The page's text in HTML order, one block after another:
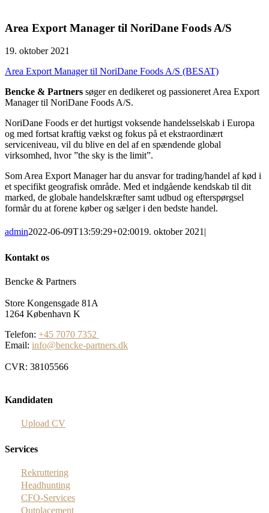
Area Export Manager til NoriDane Foods A/S
19. oktober 2021
Area Export Manager til NoriDane Foods A/S (BESAT)
Bencke & Partners søger en dedikeret og passioneret Area Export
Manager til NoriDane Foods A/S.
NoriDane Foods er det hurtigst voksende handelsselskab i Europa
og med fortsat kraftig vækst og fokus på et ekstraordinært
serviceniveau, vil du blive en del af en spændende global
virksomhed, hvor ”the sky is the limit”.
Som Area Export Manager har du ansvar for trading/handel af kød i
et specifikt geografisk område. Med et indgående kendskab til dit
marked, de globale handelskræfter samt udbud og efterspørgsel
formår du at forene køber og sælger i den bedste handel.
admin2022-06-09T13:59:29+02:0019. oktober 2021|
Kontakt os
Bencke & Partners
Store Kongensgade 81A
1264 København K
Telefon: +45 7070 7352
Email: info@bencke-partners.dk
CVR: 38105566
Kandidaten
Upload CV
Services
Rekruttering
Headhunting
CFO-Services
Outplacement